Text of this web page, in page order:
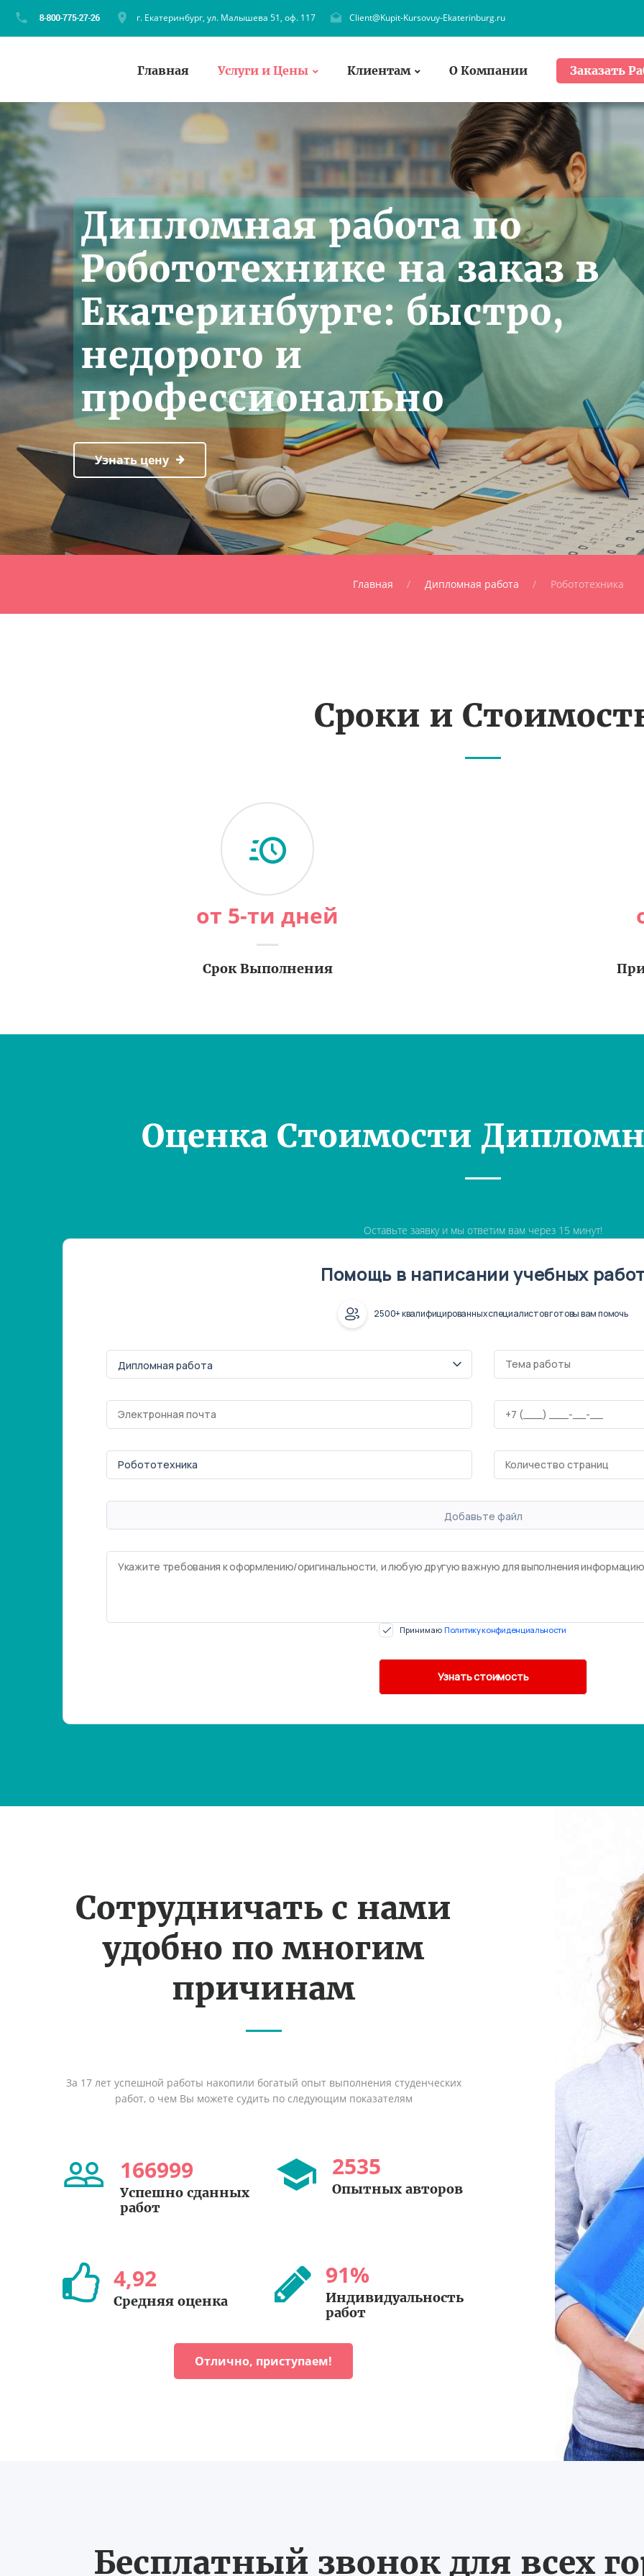
г. Екатеринбург, ул. Малышева 51, оф. 117 Client@Kupit-Kursovuy-Ekaterinburg.ru
Главная Услуги и Цены Клиентам О Компании Заказать
Дипломная работа по
Робототехнике на заказ в
Екатеринбурге: быстро,
недорого и
профессионально
Узнать цену
Главная Дипломная работа Робототехника
Сроки и
от 5-ти дней
Срок Выполнения
Оценка Стоимости
Оставьте заявку и мы ответим вам через 15 минут!
Помощь в написании учебных
2500+ квалифицированных специалистов готовы вам помочь
Добавьте файл
Принимаю Политику конфиденциальности
Сотрудничать с нами
удобно по многим
причинам
За 17 лет успешной работы накопили богатый опыт выполнения студенческих
работ, о чем Вы можете судить по следующим показателям
166999
Успешно сданных
работ
2535
Опытных авторов
4,92
Средняя оценка
91%
Индивидуальность
работ
Отлично, приступаем!
Бесплатный звонок для всех